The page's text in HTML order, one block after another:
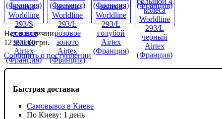
Быстрая доставка
Самовывоз в Киеве
По Киеву: 1 день
Нет в наличии
12 990,00грн.
Сообщить о поступлении